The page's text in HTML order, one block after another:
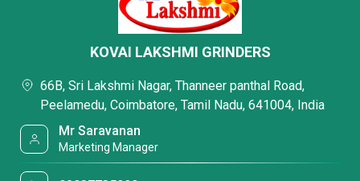
KOVAI LAKSHMI GRINDERS
66B, Sri Lakshmi Nagar, Thanneer panthal Road,
Peelamedu, Coimbatore, Tamil Nadu, 641004, India
Mr Saravanan
Marketing Manager